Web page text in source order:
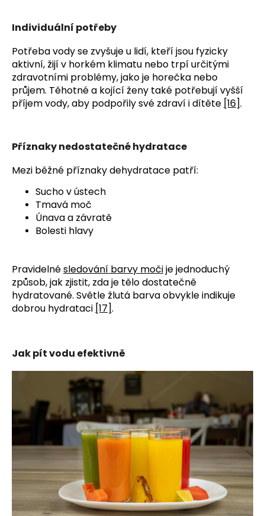
Individuální potřeby
Potřeba vody se zvyšuje u lidí, kteří jsou fyzicky
aktivní, žijí v horkém klimatu nebo trpí určitými
zdravotními problémy, jako je horečka nebo
průjem. Těhotné a kojící ženy také potřebují vyšší
příjem vody, aby podpořily své zdraví i dítěte [16].
Příznaky nedostatečné hydratace
Mezi běžné příznaky dehydratace patří:
Sucho v ústech
Tmavá moč
Únava a závratě
Bolesti hlavy
Pravidelné sledování barvy moči je jednoduchý
způsob, jak zjistit, zda je tělo dostatečně
hydratované. Světle žlutá barva obvykle indikuje
dobrou hydrataci [17].
Jak pít vodu efektivně